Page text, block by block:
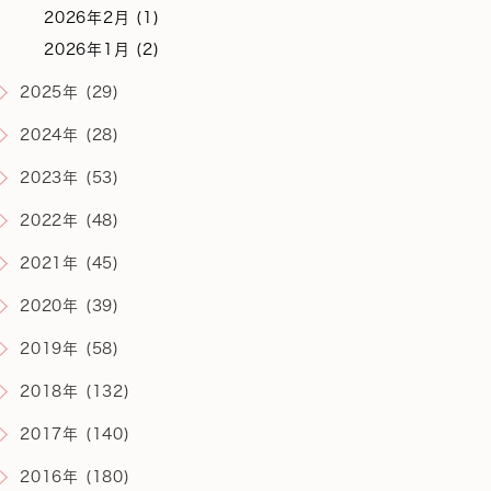
2026年2月 (1)
2026年1月 (2)
2025年 (29)
2024年 (28)
2023年 (53)
2022年 (48)
2021年 (45)
2020年 (39)
2019年 (58)
2018年 (132)
2017年 (140)
2016年 (180)